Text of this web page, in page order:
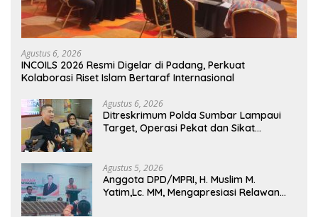
Agustus 6, 2026
INCOILS 2026 Resmi Digelar di Padang, Perkuat
Kolaborasi Riset Islam Bertaraf Internasional
Agustus 6, 2026
Ditreskrimum Polda Sumbar Lampaui
Target, Operasi Pekat dan Sikat
Agustus 5, 2026
Anggota DPD/MPRI, H. Muslim M.
Yatim,Lc. MM, Mengapresiasi Relawan